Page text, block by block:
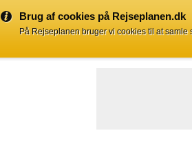
Brug af cookies på Rejseplanen.dk
På Rejseplanen bruger vi cookies til at